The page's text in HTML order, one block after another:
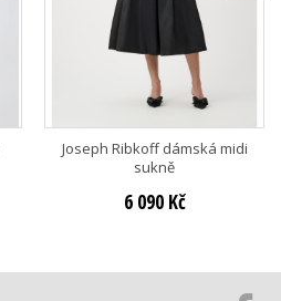
Joseph Ribkoff dámská midi
sukně
6 090 Kč